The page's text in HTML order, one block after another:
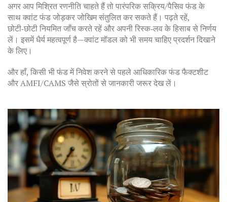
अगर आप मिश्रित रणनीति चाहते हैं तो पारंपरिक सक्रिय/पैसिव फंड के
साथ क्वांट फंड जोड़कर जोखिम संतुलित कर सकते हैं। पढ़ते रहें,
छोटी‑छोटी नियमित जाँच करते रहें और अपनी रिस्क‑लव के हिसाब से निर्णय
लें। इसमें धैर्य महत्वपूर्ण है—क्वांट मॉडल को भी समय चाहिए प्रदर्शन दिखाने
के लिए।
और हाँ, किसी भी फंड में निवेश करने से पहले आधिकारिक फंड फैक्टशीट
और AMFI/CAMS जैसे स्रोतों से जानकारी जरूर देख लें।